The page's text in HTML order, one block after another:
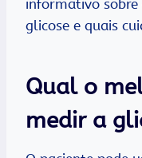
informativo
glicose e quais
Qual o
medir a